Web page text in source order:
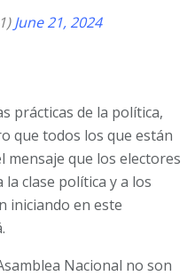
June 21, 2024
prácticas de la política,
que todos los que están
que los electores
clase política y a los
iniciando en este
Nacional no son